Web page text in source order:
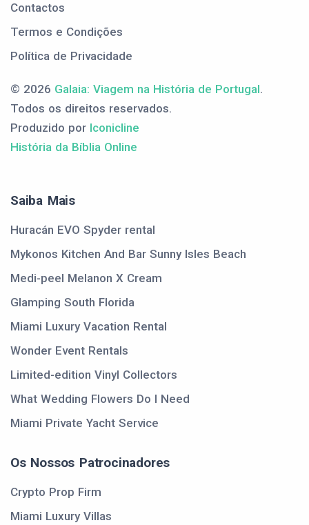
Contactos
Termos e Condições
Política de Privacidade
© 2026 Galaia: Viagem na História de Portugal.
Todos os direitos reservados.
Produzido por Iconicline
História da Bíblia Online
Saiba Mais
Huracán EVO Spyder rental
Mykonos Kitchen And Bar Sunny Isles Beach
Medi-peel Melanon X Cream
Glamping South Florida
Miami Luxury Vacation Rental
Wonder Event Rentals
Limited-edition Vinyl Collectors
What Wedding Flowers Do I Need
Miami Private Yacht Service
Os Nossos Patrocinadores
Crypto Prop Firm
Miami Luxury Villas